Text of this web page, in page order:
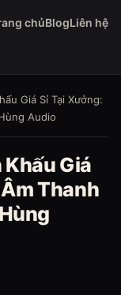
chủBlogLiên hệ
Giá Sỉ Tại Xưởng:
Audio
Giá
Thanh